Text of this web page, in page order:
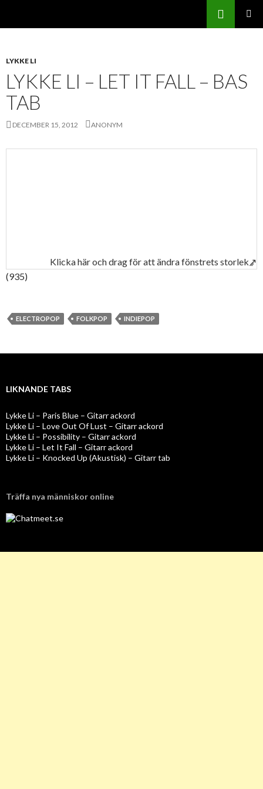
LYKKE LI
LYKKE LI – LET IT FALL – BAS
TAB
DECEMBER 15, 2012 ANONYM
Klicka här och drag för att ändra fönstrets storlek↗
(935)
ELECTROPOP FOLKPOP INDIEPOP
LIKNANDE TABS
Lykke Li – Paris Blue – Gitarr ackord
Lykke Li – Love Out Of Lust – Gitarr ackord
Lykke Li – Possibility – Gitarr ackord
Lykke Li – Let It Fall – Gitarr ackord
Lykke Li – Knocked Up (Akustisk) – Gitarr tab
Träffa nya människor online